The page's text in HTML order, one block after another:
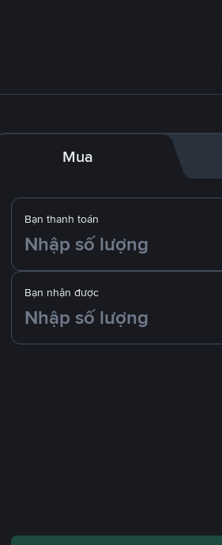
Mua
Bạn thanh toán
Bạn nhận được